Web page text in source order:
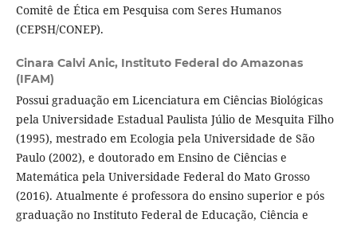
Comitê de Ética em Pesquisa com Seres Humanos
(CEPSH/CONEP).
Cinara Calvi Anic, Instituto Federal do Amazonas
(IFAM)
Possui graduação em Licenciatura em Ciências Biológicas
pela Universidade Estadual Paulista Júlio de Mesquita Filho
(1995), mestrado em Ecologia pela Universidade de São
Paulo (2002), e doutorado em Ensino de Ciências e
Matemática pela Universidade Federal do Mato Grosso
(2016). Atualmente é professora do ensino superior e pós
graduação no Instituto Federal de Educação, Ciência e